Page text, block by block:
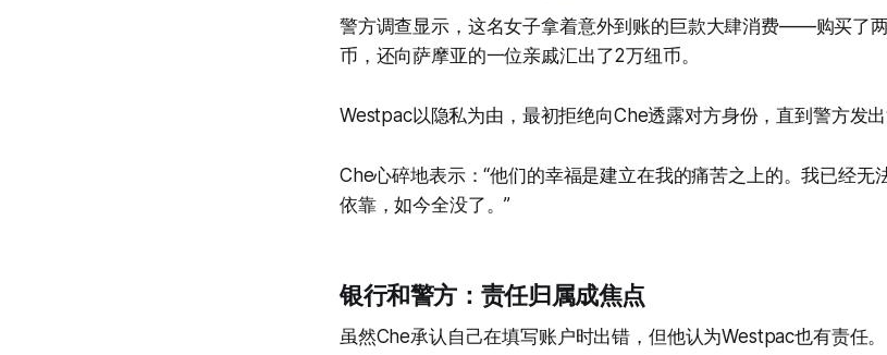
警方调查显示，这名女子拿着意外到账的巨款大肆消费——购买了
币，还向萨摩亚的一位亲戚汇出了2万纽币。
Westpac以隐私为由，最初拒绝向Che透露对方身份，直到警方发出
Che心碎地表示：“他们的幸福是建立在我的痛苦之上的。我已经无
依靠，如今全没了。”
银行和警方：责任归属成焦点
虽然Che承认自己在填写账户时出错，但他认为Westpac也有责任。